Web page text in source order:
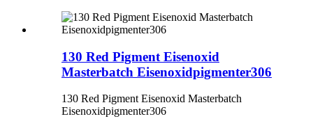
130 Red Pigment Eisenoxid
Masterbatch Eisenoxidpigmenter306
130 Red Pigment Eisenoxid Masterbatch
Eisenoxidpigmenter306